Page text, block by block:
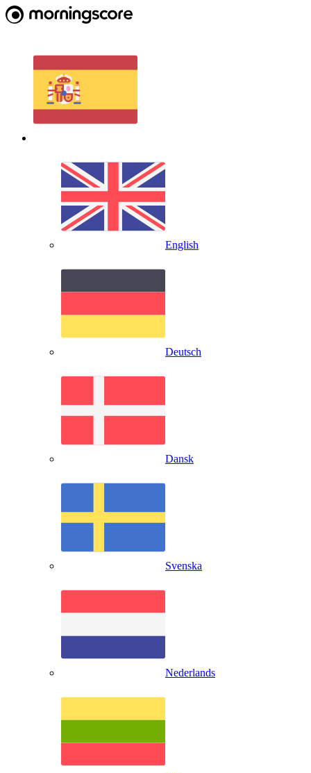
English
Deutsch
Dansk
Svenska
Nederlands